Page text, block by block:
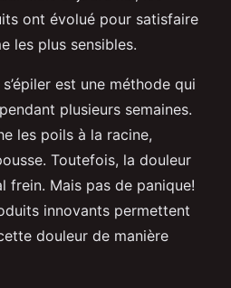
ont évolué pour satisfaire
les plus sensibles.
est une méthode qui
plusieurs semaines.
les poils à la racine,
Toutefois, la douleur
frein. Mais pas de panique!
innovants permettent
douleur de manière